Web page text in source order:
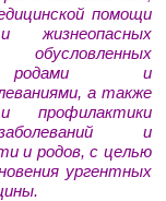
помощи
родами и
а также
профилактики
и
и родов, с целью
ургентных